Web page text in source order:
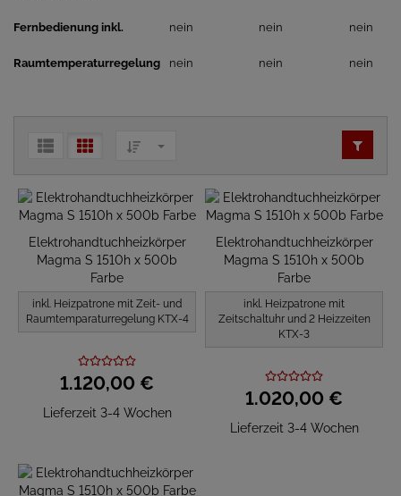
Fernbedienung inkl. nein nein nein
Raumtemperaturregelung nein nein nein
Elektrohandtuchheizkörper
Magma S 1510h x 500b
Farbe
inkl. Heizpatrone mit Zeit- und
Raumtemparaturregelung KTX-4
1.120,00 €
Lieferzeit 3-4 Wochen
Elektrohandtuchheizkörper
Magma S 1510h x 500b
Farbe
inkl. Heizpatrone mit
Zeitschaltuhr und 2 Heizzeiten
KTX-3
1.020,00 €
Lieferzeit 3-4 Wochen